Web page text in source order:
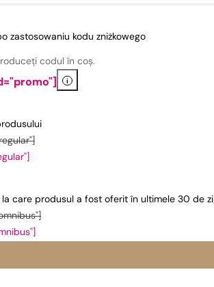
zastosowaniu kodu zniżkowego
codul în coș.
i
care produsul a fost oferit în ultimele 30 de